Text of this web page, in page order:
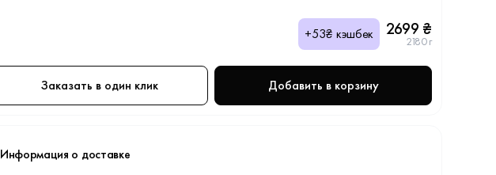
+53₴ кэшбек 2699 ₴
2180 г
Заказать в один клик Добавить в корзину
Информация о доставке